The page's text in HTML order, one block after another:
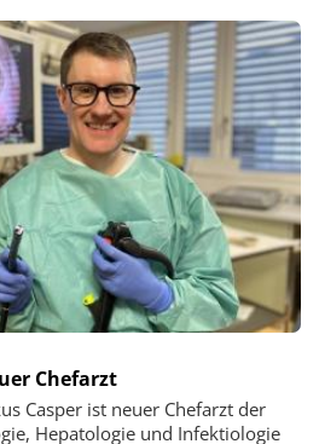
Chefarzt
Casper ist neuer Chefarzt der
Hepatologie und Infektiologie